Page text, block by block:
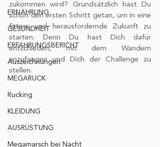
ERNÄHRUNG
GESUNDHEIT
ERFAHRUNGSBERICHT
Auszeichnungen
MEGARUCK
Rucking
KLEIDUNG
AUSRÜSTUNG
Megamarsch bei Nacht
zukommen wird? Grundsätzlich hast Du
schon den ersten Schritt getan, um in eine
fittere und herausfordernde Zukunft zu
starten. Denn Du hast Dich dafür
entschieden, mit dem Wandern
anzufangen und Dich der Challenge zu
stellen.